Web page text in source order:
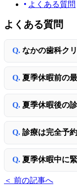
よくある質問
よくある質問
なかの歯科ク
夏季休暇前の
夏季休暇後の
診療は完全予
夏季休暇中に
＜ 前の記事へ